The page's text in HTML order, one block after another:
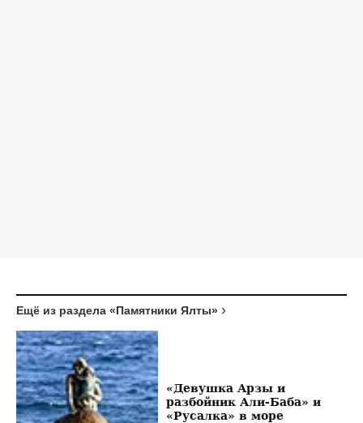
Ещё из раздела «Памятники Ялты»
«Девушка Арзы и
разбойник Али-Баба» и
«Русалка» в море